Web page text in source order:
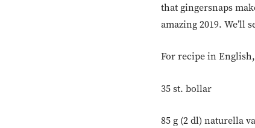
that gingersnaps
amazing 2019. We’ll
For recipe in
35 st. bollar
85 g (2 dl) naturella